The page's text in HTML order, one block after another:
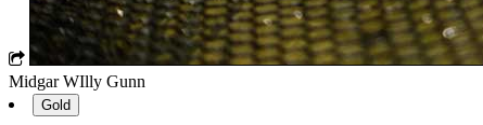
Midgar WIlly Gunn
Gold